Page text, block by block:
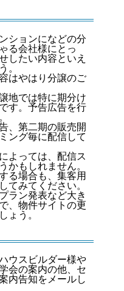
ションになどの分
る会社様にとっ
したい内容といえ
。
はやはり分譲のご
地では特に期分け
す。予告広告を行
、第二期の販売開
ング毎に配信して
よっては、配信ス
かもしれません。
る場合も、集客用
てみてください。
ラン発表など大き
、物件サイトの更
ょう。
ウスビルダー様や
会の案内の他、セ
内告知をメールし